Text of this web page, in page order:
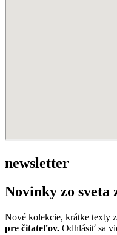
newsletter
Novinky zo sveta
Nové kolekcie, krátke texty
pre čitateľov. Odhlásiť sa